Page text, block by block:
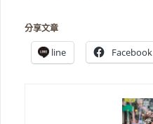
分享文章
line Facebook